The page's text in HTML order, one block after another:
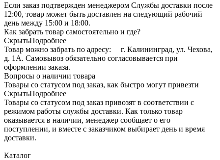
Если заказ подтвержден менеджером Службы доставки после
12:00, товар может быть доставлен на следующий рабочий
день между 15:00 и 18:00.
Как забрать товар самостоятельно и где?
СкрытьПодробнее
Товар можно забрать по адресу: г. Калининград, ул. Чехова,
д. 1А. Самовывоз обязательно согласовывается при
оформлении заказа.
Вопросы о наличии товара
Товары со статусом под заказ, как быстро могут привезти
СкрытьПодробнее
Товары со статусом под заказ привозят в соответствии с
режимом работы службы доставки. Как только товар
оказывается в наличии, менеджер сообщает о его
поступлении, и вместе с заказчиком выбирает день и время
доставки.
Каталог